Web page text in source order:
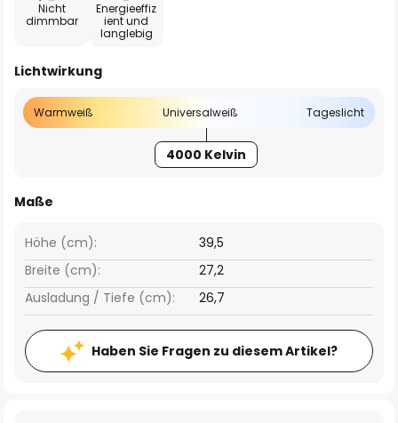
Nicht
dimmbar
Energieeffiz
ient und
langlebig
Lichtwirkung
Warmweiß Universalweiß Tageslicht
4000 Kelvin
Maße
Breite (cm): 27,2
Höhe (cm): 39,5
Ausladung / Tiefe (cm): 26,7
Haben Sie Fragen zu diesem Artikel?